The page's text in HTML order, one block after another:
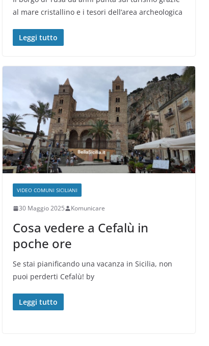
al mare cristallino e i tesori dell’area archeologica
Leggi tutto
VIDEO COMUNI SICILIANI
30 Maggio 2025 Komunicare
Cosa vedere a Cefalù in
poche ore
Se stai pianificando una vacanza in Sicilia, non
puoi perderti Cefalù! by
Leggi tutto